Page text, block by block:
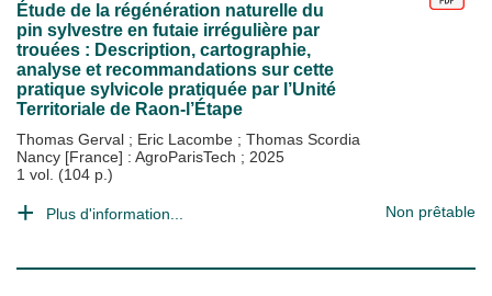
Étude de la régénération naturelle du
pin sylvestre en futaie irrégulière par
trouées : Description, cartographie,
analyse et recommandations sur cette
pratique sylvicole pratiquée par l’Unité
Territoriale de Raon-l’Étape
Thomas Gerval ; Eric Lacombe ; Thomas Scordia
Nancy [France] : AgroParisTech ; 2025
1 vol. (104 p.)
Plus d'information... Non prêtable